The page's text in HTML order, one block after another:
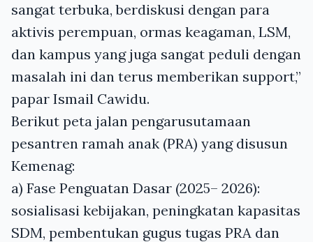
sangat terbuka, berdiskusi dengan para
aktivis perempuan, ormas keagaman, LSM,
dan kampus yang juga sangat peduli dengan
masalah ini dan terus memberikan support,”
papar Ismail Cawidu.
Berikut peta jalan pengarusutamaan
pesantren ramah anak (PRA) yang disusun
Kemenag:
a) Fase Penguatan Dasar (2025– 2026):
sosialisasi kebijakan, peningkatan kapasitas
SDM, pembentukan gugus tugas PRA dan